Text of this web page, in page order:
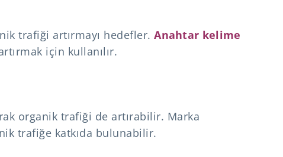
trafiği artırmayı hedefler.Anahtar kelime
için kullanılır.
organik trafiği de artırabilir. Marka
trafiğe katkıda bulunabilir.